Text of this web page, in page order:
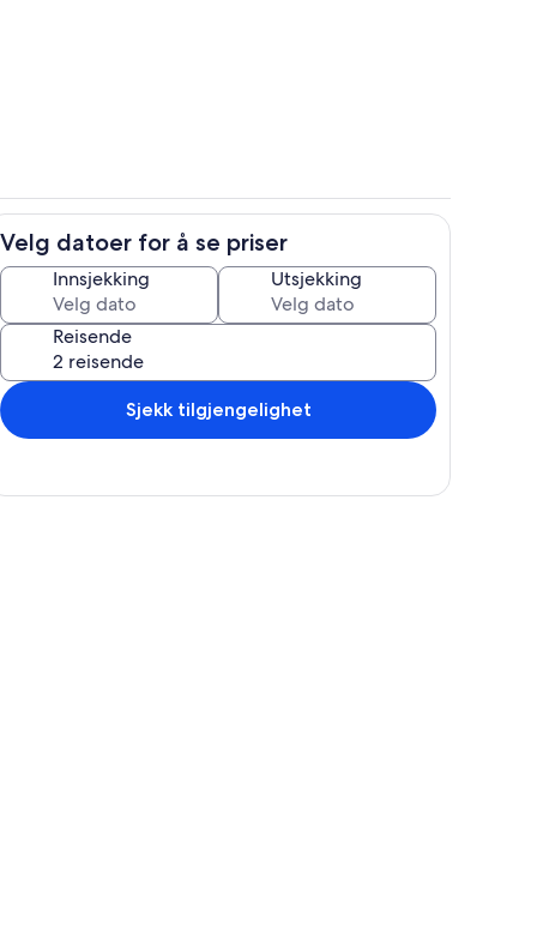
Luftbilde
Velg datoer for å se priser
Innsjekking Utsjekking
Reisende
Sjekk tilgjengelighet